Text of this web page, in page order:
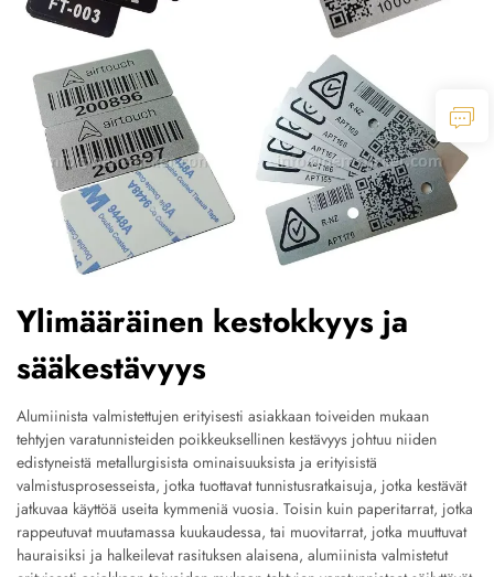
Ylimääräinen kestokkyys ja
sääkestävyys
Alumiinista valmistettujen erityisesti asiakkaan toiveiden mukaan
tehtyjen varatunnisteiden poikkeuksellinen kestävyys johtuu niiden
edistyneistä metallurgisista ominaisuuksista ja erityisistä
valmistusprosesseista, jotka tuottavat tunnistusratkaisuja, jotka kestävät
jatkuvaa käyttöä useita kymmeniä vuosia. Toisin kuin paperitarrat, jotka
rappeutuvat muutamassa kuukaudessa, tai muovitarrat, jotka muuttuvat
hauraisiksi ja halkeilevat rasituksen alaisena, alumiinista valmistetut